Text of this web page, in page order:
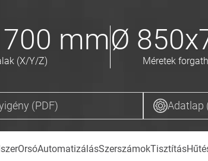
mm
(X/Y/Z)
Ø
Méretek
(PDF) Adatlap
OrsóAutomatizálásSzerszámokTisztítás